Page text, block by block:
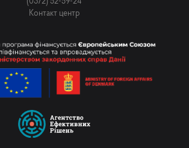
Контакт центр